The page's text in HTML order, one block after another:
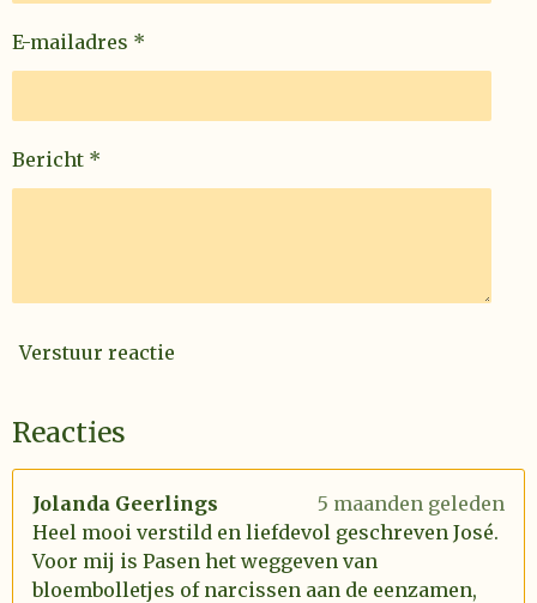
E-mailadres *
Bericht *
Verstuur reactie
Reacties
Jolanda Geerlings
5 maanden geleden
Heel mooi verstild en liefdevol geschreven José.
Voor mij is Pasen het weggeven van
bloembolletjes of narcissen aan de eenzamen,